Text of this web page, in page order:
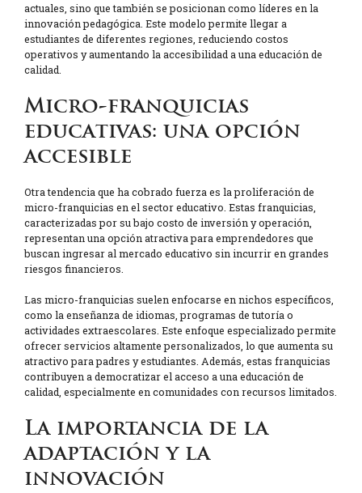
actuales, sino que también se posicionan como líderes en la
innovación pedagógica. Este modelo permite llegar a
estudiantes de diferentes regiones, reduciendo costos
operativos y aumentando la accesibilidad a una educación de
calidad.
Micro-franquicias
educativas: una opción
accesible
Otra tendencia que ha cobrado fuerza es la proliferación de
micro-franquicias en el sector educativo. Estas franquicias,
caracterizadas por su bajo costo de inversión y operación,
representan una opción atractiva para emprendedores que
buscan ingresar al mercado educativo sin incurrir en grandes
riesgos financieros.
Las micro-franquicias suelen enfocarse en nichos específicos,
como la enseñanza de idiomas, programas de tutoría o
actividades extraescolares. Este enfoque especializado permite
ofrecer servicios altamente personalizados, lo que aumenta su
atractivo para padres y estudiantes. Además, estas franquicias
contribuyen a democratizar el acceso a una educación de
calidad, especialmente en comunidades con recursos limitados.
La importancia de la
adaptación y la
innovación